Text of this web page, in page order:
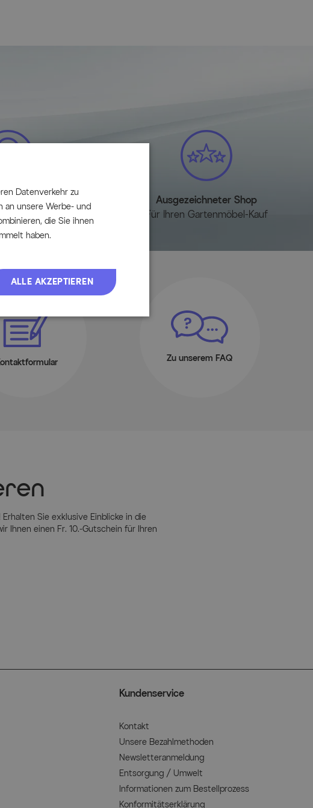
gesehen?
Ausgezeichneter Shop
Für Ihren Gartenmöbel-Kauf
Zu unserem FAQ
Sie exklusive Einblicke in die
Ihnen einen Fr. 10.-Gutschein für Ihren
Kundenservice
Kontakt
Unsere Bezahlmethoden
Newsletteranmeldung
Entsorgung / Umwelt
Informationen zum Bestellprozess
Konformitätserklärung
Datenverkehr zu
an unsere Werbe- und
die Sie ihnen
haben.
ALLE AKZEPTIEREN